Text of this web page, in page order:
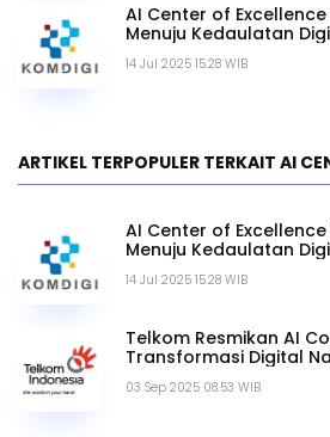
14 Jul 2025 15.28 WIB
AI Center of Excellence
Menuju Kedaulatan
ARTIKEL TERPOPULER TERKAIT AI
14 Jul 2025 15.28 WIB
AI Center of Excellence
Menuju Kedaulatan
03 Sep 2025 08.53 WIB
Telkom Resmikan AI
Transformasi Digital